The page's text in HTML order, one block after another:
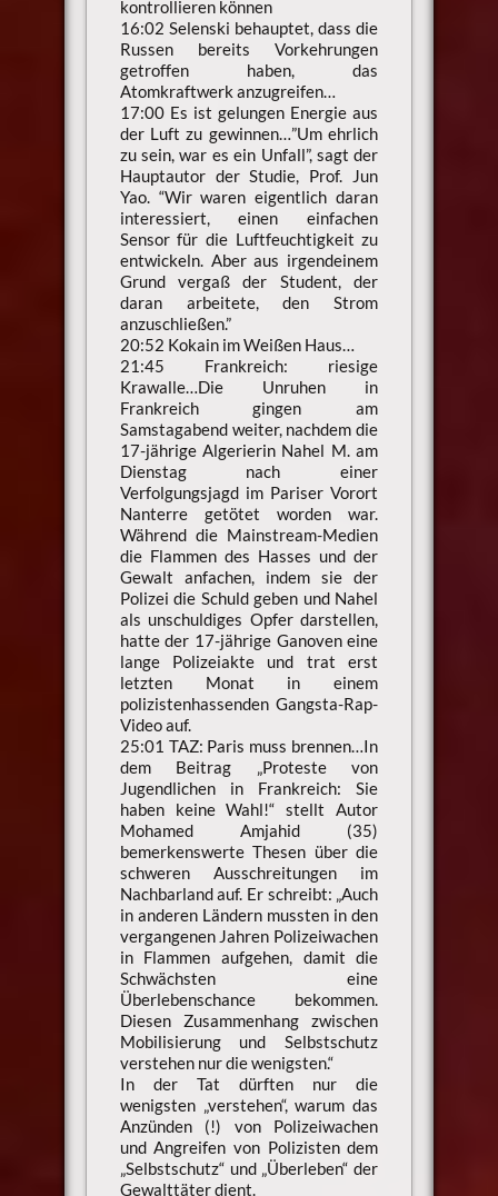
kontrollieren können
16:02 Selenski behauptet, dass die
Russen bereits Vorkehrungen
getroffen haben, das
Atomkraftwerk anzugreifen…
17:00 Es ist gelungen Energie aus
der Luft zu gewinnen…”Um ehrlich
zu sein, war es ein Unfall”, sagt der
Hauptautor der Studie, Prof. Jun
Yao. “Wir waren eigentlich daran
interessiert, einen einfachen
Sensor für die Luftfeuchtigkeit zu
entwickeln. Aber aus irgendeinem
Grund vergaß der Student, der
daran arbeitete, den Strom
anzuschließen.”
20:52 Kokain im Weißen Haus…
21:45 Frankreich: riesige
Krawalle…Die Unruhen in
Frankreich gingen am
Samstagabend weiter, nachdem die
17-jährige Algerierin Nahel M. am
Dienstag nach einer
Verfolgungsjagd im Pariser Vorort
Nanterre getötet worden war.
Während die Mainstream-Medien
die Flammen des Hasses und der
Gewalt anfachen, indem sie der
Polizei die Schuld geben und Nahel
als unschuldiges Opfer darstellen,
hatte der 17-jährige Ganoven eine
lange Polizeiakte und trat erst
letzten Monat in einem
polizistenhassenden Gangsta-Rap-
Video auf.
25:01 TAZ: Paris muss brennen…In
dem Beitrag „Proteste von
Jugendlichen in Frankreich: Sie
haben keine Wahl!“ stellt Autor
Mohamed Amjahid (35)
bemerkenswerte Thesen über die
schweren Ausschreitungen im
Nachbarland auf. Er schreibt: „Auch
in anderen Ländern mussten in den
vergangenen Jahren Polizeiwachen
in Flammen aufgehen, damit die
Schwächsten eine
Überlebenschance bekommen.
Diesen Zusammenhang zwischen
Mobilisierung und Selbstschutz
verstehen nur die wenigsten.“
In der Tat dürften nur die
wenigsten „verstehen“, warum das
Anzünden (!) von Polizeiwachen
und Angreifen von Polizisten dem
„Selbstschutz“ und „Überleben“ der
Gewalttäter dient.